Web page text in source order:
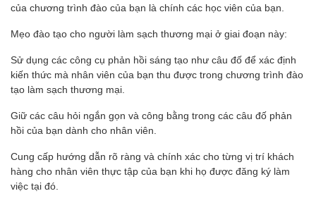
của chương trình đào của bạn là chính các học viên của bạn.
Mẹo đào tạo cho người làm sạch thương mại ở giai đoạn này:
Sử dụng các công cụ phản hồi sáng tạo như câu đố để xác định
kiến ​​thức mà nhân viên của bạn thu được trong chương trình đào
tạo làm sạch thương mại.
Giữ các câu hỏi ngắn gọn và công bằng trong các câu đố phản
hồi của bạn dành cho nhân viên.
Cung cấp hướng dẫn rõ ràng và chính xác cho từng vị trí khách
hàng cho nhân viên thực tập của bạn khi họ được đăng ký làm
việc tại đó.